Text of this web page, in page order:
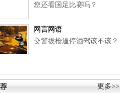
您还看国足比赛吗？
网言网语
交警拔枪逼停酒驾该不该？
更多>>